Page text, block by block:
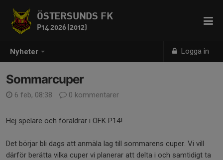
Nyheter Logga in
ÖSTERSUNDS FK
P14 2026 (2012)
Sommarcuper
6 feb, 08:38 0 kommentarer
Hej spelare och föräldrar i ÖFK P14!
Det börjar bli dags att anmäla lag till sommarens cuper. Vi vill
därför berätta vilka cuper vi planerar att delta i och samtidigt ta